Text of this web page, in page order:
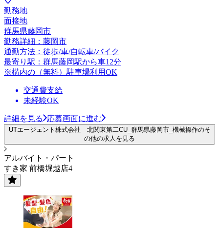
勤務地
面接地
群馬県藤岡市
勤務詳細：藤岡市
通勤方法：徒歩/車/自転車/バイク
最寄り駅：群馬藤岡駅から車12分
※構内の（無料）駐車場利用OK
交通費支給
未経験OK
詳細を見る 応募画面に進む
UTエージェント株式会社 北関東第二CU_群馬県藤岡市_機械操作のそ
の他の求人を見る
アルバイト・パート
すき家 前橋堀越店4